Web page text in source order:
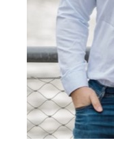
cabinet
immobiliers
immobiliers